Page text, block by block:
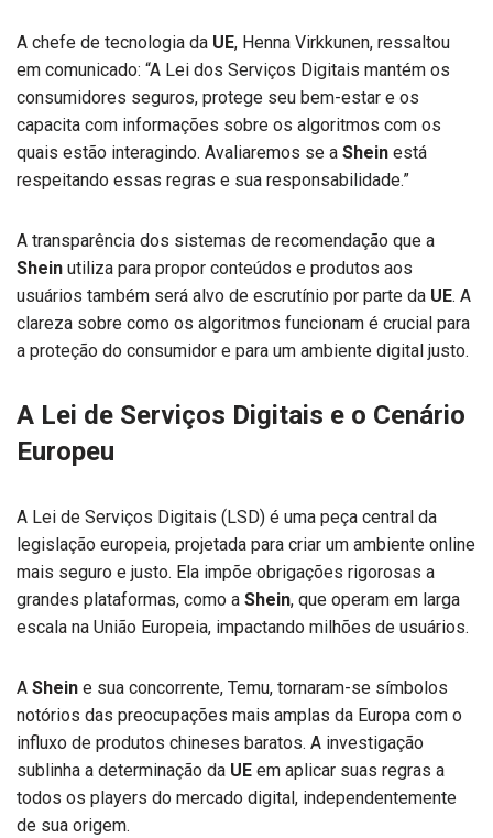
A chefe de tecnologia da UE, Henna Virkkunen, ressaltou
em comunicado: “A Lei dos Serviços Digitais mantém os
consumidores seguros, protege seu bem-estar e os
capacita com informações sobre os algoritmos com os
quais estão interagindo. Avaliaremos se a Shein está
respeitando essas regras e sua responsabilidade.”
A transparência dos sistemas de recomendação que a
Shein utiliza para propor conteúdos e produtos aos
usuários também será alvo de escrutínio por parte da UE. A
clareza sobre como os algoritmos funcionam é crucial para
a proteção do consumidor e para um ambiente digital justo.
A Lei de Serviços Digitais e o Cenário
Europeu
A Lei de Serviços Digitais (LSD) é uma peça central da
legislação europeia, projetada para criar um ambiente online
mais seguro e justo. Ela impõe obrigações rigorosas a
grandes plataformas, como a Shein, que operam em larga
escala na União Europeia, impactando milhões de usuários.
A Shein e sua concorrente, Temu, tornaram-se símbolos
notórios das preocupações mais amplas da Europa com o
influxo de produtos chineses baratos. A investigação
sublinha a determinação da UE em aplicar suas regras a
todos os players do mercado digital, independentemente
de sua origem.